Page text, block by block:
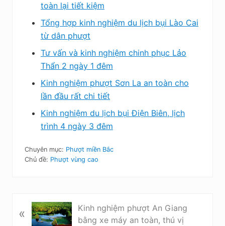
toàn lại tiết kiệm
Tổng hợp kinh nghiệm du lịch bụi Lào Cai
từ dân phượt
Tư vấn và kinh nghiệm chinh phục Lảo
Thẩn 2 ngày 1 đêm
Kinh nghiệm phượt Sơn La an toàn cho
lần đầu rất chi tiết
Kinh nghiệm du lịch bụi Điện Biên, lịch
trình 4 ngày 3 đêm
Chuyên mục: Phượt miền Bắc
Chủ đề: Phượt vùng cao
à
«
Kinh nghiệm phượt An Giang
bằng xe máy an toàn, thú vị